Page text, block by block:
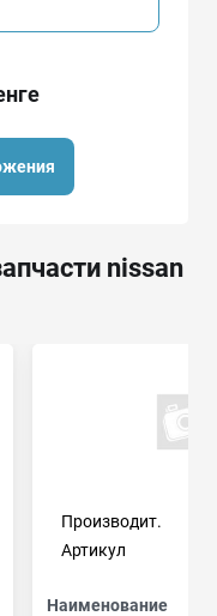
nissan
Производит.
Артикул
Наименование